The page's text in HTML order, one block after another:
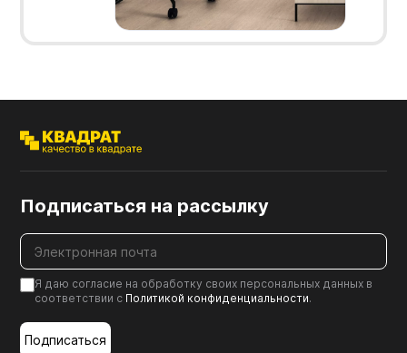
Подписаться на рассылку
Я даю согласие на обработку своих персональных данных в
соответствии с Политикой конфиденциальности.
Подписаться